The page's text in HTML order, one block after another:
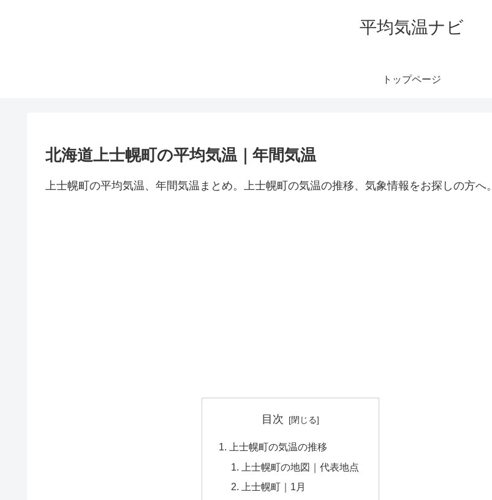
平均気温ナビ
トップページ
北海道上士幌町の平均気温｜年間気温
上士幌町の平均気温、年間気温まとめ。上士幌町の気温の推移、気象情報をお探しの方へ。
目次
上士幌町の気温の推移
上士幌町の地図｜代表地点
上士幌町｜1月